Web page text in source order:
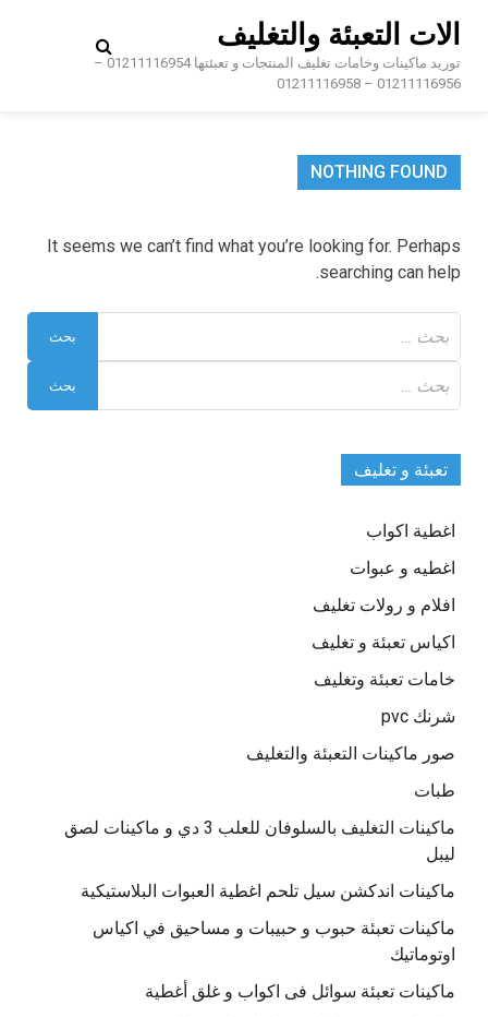
content
الات التعبئة والتغليف
توريد ماكينات وخامات تغليف المنتجات و تعبئتها 01211116954 –
01211116956 – 01211116958
NOTHING FOUND
It seems we can’t find what you’re looking for. Perhaps
searching can help.
عن:
عن:
تعبئة و تغليف
اغطية اكواب
اغطيه و عبوات
افلام و رولات تغليف
اكياس تعبئة و تغليف
خامات تعبئة وتغليف
شرنك pvc
صور ماكينات التعبئة والتغليف
طبات
ماكينات التغليف بالسلوفان للعلب 3 دي و ماكينات لصق
ليبل
ماكينات اندكشن سيل تلحم اغطية العبوات البلاستيكية
ماكينات تعبئة حبوب و حبيبات و مساحيق في اكياس
اوتوماتيك
ماكينات تعبئة سوائل فى اكواب و غلق أغطية